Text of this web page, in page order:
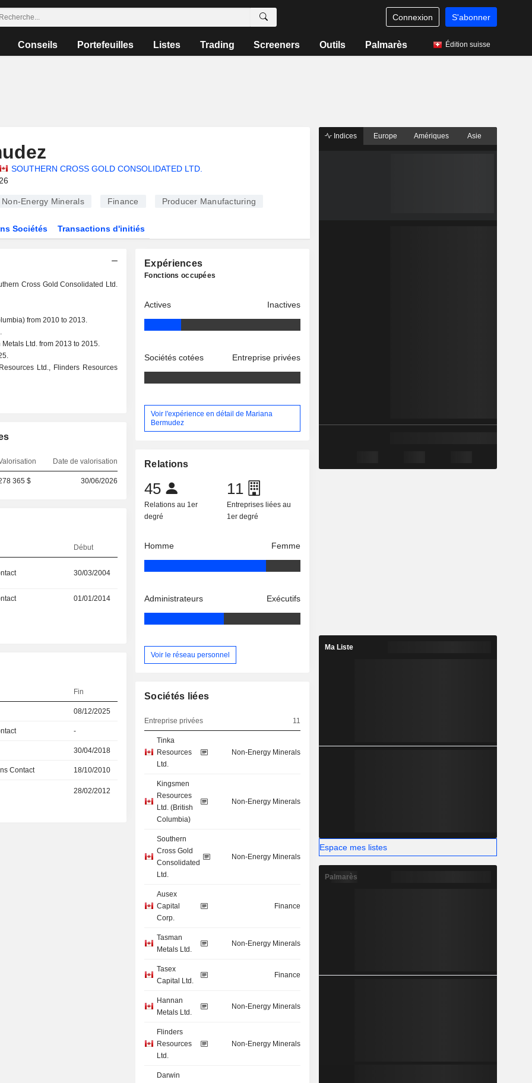
Connexion S'abonner
Conseils Portefeuilles Listes Trading Screeners Outils Palmarès Édition suisse
SOUTHERN CROSS GOLD CONSOLIDATED LTD.
Non-Energy Minerals Finance Producer Manufacturing
Sociétés Transactions d'initiés
Cross Gold Consolidated Ltd.
from 2010 to 2013.
Ltd. from 2013 to 2015.
Ltd., Flinders Resources
Date de valorisation
365 $ 30/06/2026
Début
30/03/2004
01/01/2014
Fin
08/12/2025
-
30/04/2018
Contact 18/10/2010
28/02/2012
Expériences
Fonctions occupées
Actives Inactives
Sociétés cotées Entreprise privées
Voir l'expérience en détail de Mariana
Bermudez
Relations
45
Relations au 1er
degré
11
Entreprises liées au
1er degré
Homme Femme
Administrateurs Exécutifs
Voir le réseau personnel
Sociétés liées
Entreprise privées 11
Tinka
Resources
Ltd.
Non-Energy Minerals
Kingsmen
Resources
Ltd. (British
Columbia)
Non-Energy Minerals
Southern
Cross Gold
Consolidated
Ltd.
Non-Energy Minerals
Ausex
Capital
Corp.
Finance
Tasman
Metals Ltd.
Non-Energy Minerals
Tasex
Capital Ltd.
Finance
Hannan
Metals Ltd.
Non-Energy Minerals
Flinders
Resources
Ltd.
Non-Energy Minerals
Darwin
Indices Europe Amériques Asie
Ma Liste
Espace mes listes
Palmarès